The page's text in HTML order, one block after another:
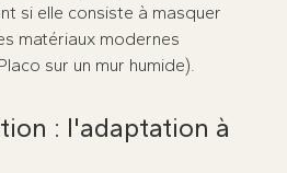
si elle consiste à masquer
matériaux modernes
sur un mur humide).
: l'adaptation à